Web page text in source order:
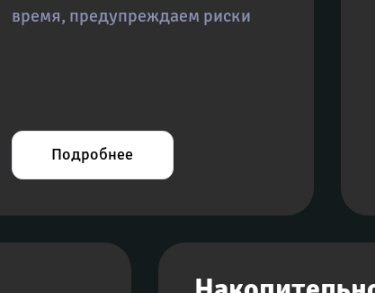
время, предупреждаем риски
Подробнее